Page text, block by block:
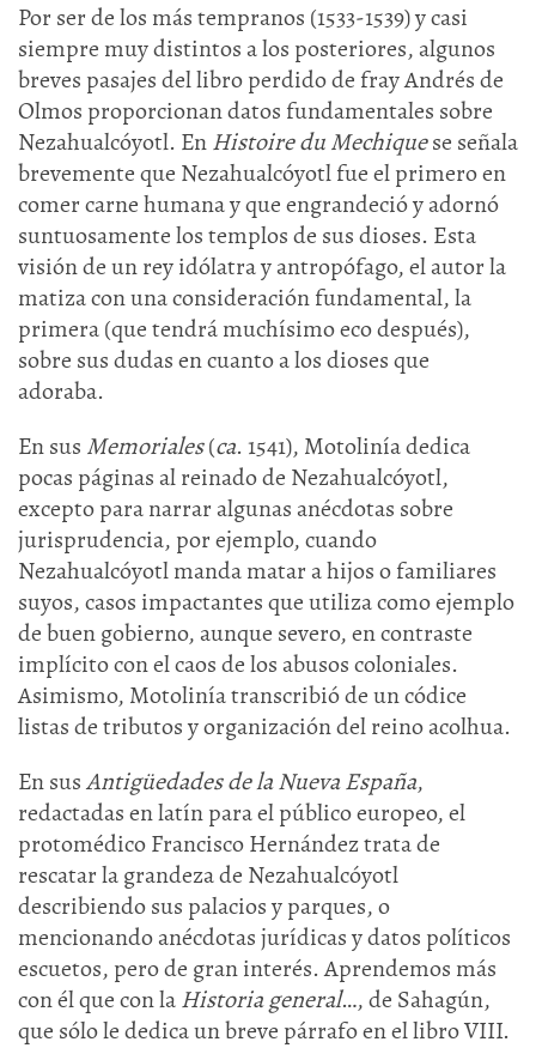
Por ser de los más tempranos (1533-1539) y casi
siempre muy distintos a los posteriores, algunos
breves pasajes del libro perdido de fray Andrés de
Olmos proporcionan datos fundamentales sobre
Nezahualcóyotl. EnHistoire du Mechiquese señala
brevemente que Nezahualcóyotl fue el primero en
comer carne humana y que engrandeció y adornó
suntuosamente los templos de sus dioses. Esta
visión de un rey idólatra y antropófago, el autor la
matiza con una consideración fundamental, la
primera (que tendrá muchísimo eco después),
sobre sus dudas en cuanto a los dioses que
adoraba.
En sus Memoriales(ca. 1541), Motolinía dedica
pocas páginas al reinado de Nezahualcóyotl,
excepto para narrar algunas anécdotas sobre
jurisprudencia, por ejemplo, cuando
Nezahualcóyotl manda matar a hijos o familiares
suyos, casos impactantes que utiliza como ejemplo
de buen gobierno, aunque severo, en contraste
implícito con el caos de los abusos coloniales.
Asimismo, Motolinía transcribió de un códice
listas de tributos y organización del reino acolhua.
En susAntigüedades de la Nueva España,
redactadas en latín para el público europeo, el
protomédico Francisco Hernández trata de
rescatar la grandeza de Nezahualcóyotl
describiendo sus palacios y parques, o
mencionando anécdotas jurídicas y datos políticos
escuetos, pero de gran interés. Aprendemos más
con él que con laHistoria general…, de Sahagún,
que sólo le dedica un breve párrafo en el libro VIII.